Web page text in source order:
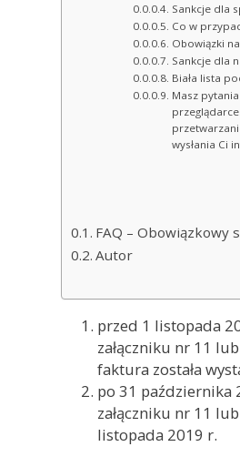
Sankcje dla
Co w
Obowiązki
Sankcje dla
Biała lista
Masz
wysłania Ci
FAQ – Obowiązkowy
Autor
przed 1 listopada
załączniku nr 11
faktura została
po 31 października
załączniku nr 11
listopada 2019 r.